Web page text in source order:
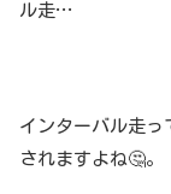
ル走…
インターバル走っ
されますよね🤔。